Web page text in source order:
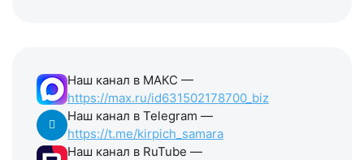
Наш канал в МАКС —
https://max.ru/id631502178700_biz
Наш канал в Telegram —
https://t.me/kirpich_samara
Наш канал в RuTube —